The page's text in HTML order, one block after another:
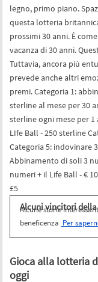
legno, primo piano.
questa lotteria
prossimi 30 anni. È
vacanza di 30 anni.
Tuttavia, ancora più
prevede anche altri
premi. Categoria 1:
sterline al mese per 30
sterline ogni mese per
LIfe Ball - 250 sterline
Categoria 5: indovinare
Abbinamento di soli 3
numeri + il Life Ball - €
£5
alla
lotterie che fanno
Gioca alla lotteria